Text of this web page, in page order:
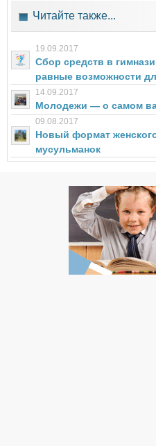
Читайте также...
19.09.2017
Сбор средств в
равные возможности
14.09.2017
Молодежи — о самом
09.08.2017
Новый формат
мусульманок